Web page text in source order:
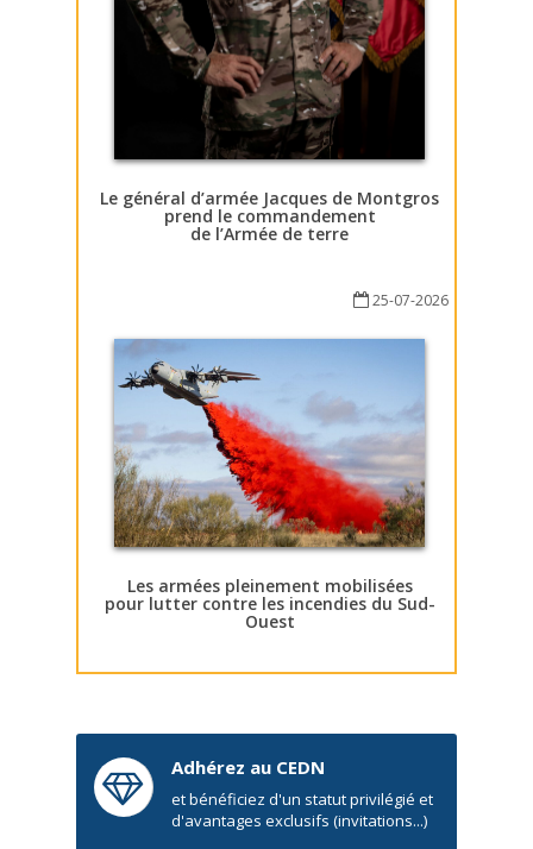
Le général d’armée Jacques de Montgros
prend le commandement
de l’Armée de terre
25-07-2026
Les armées pleinement mobilisées
pour lutter contre les incendies du Sud-
Ouest
Adhérez au CEDN
et bénéficiez d'un statut privilégié et
d'avantages exclusifs (invitations...)